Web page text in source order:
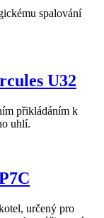
spalování
U32
přikládáním k
uhlí.
určený pro